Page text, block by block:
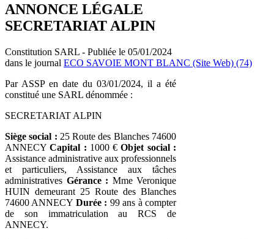
ANNONCE LÉGALE
SECRETARIAT ALPIN
Constitution SARL - Publiée le 05/01/2024
dans le journal ECO SAVOIE MONT BLANC (Site Web) (74)
Par ASSP en date du 03/01/2024, il a été
constitué une SARL dénommée :
SECRETARIAT ALPIN
Siège social : 25 Route des Blanches 74600
ANNECYCapital : 1000 €Objet social :
Assistance administrative aux professionnels
et particuliers, Assistance aux tâches
administratives Gérance : Mme Veronique
HUIN demeurant 25 Route des Blanches
74600 ANNECY Durée : 99 ans à compter
de son immatriculation au RCS de
ANNECY.